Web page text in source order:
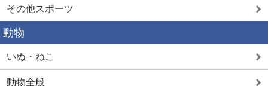
その他スポーツ
動物
いぬ・ねこ
動物全般